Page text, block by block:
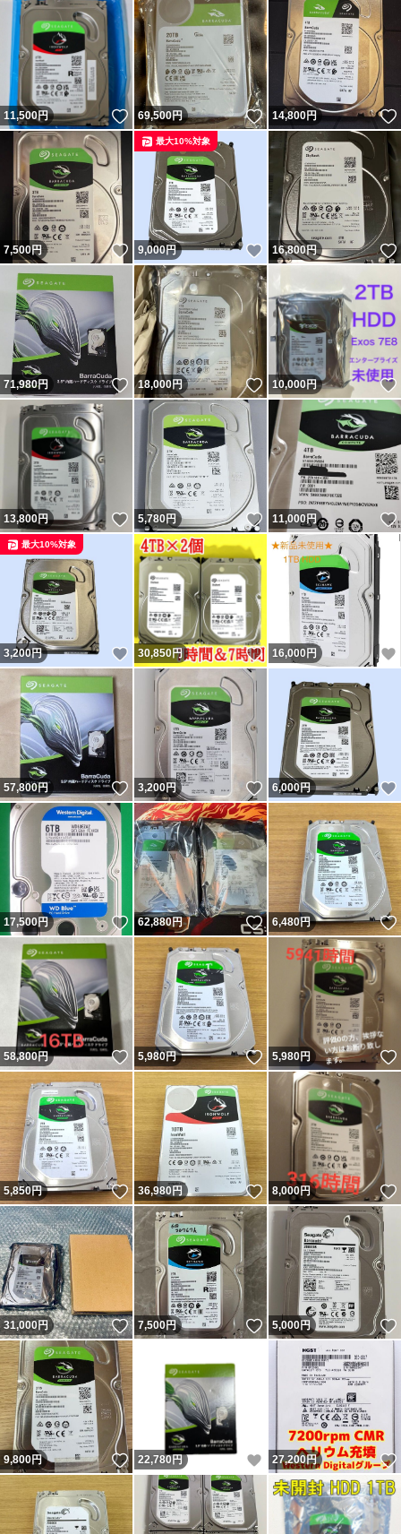
11,500円 いいね！
69,500円 いいね！
14,800円
7,500円 いいね！
9,000円 いいね！
最大10%対象
16,800円
71,980円 いいね！
18,000円 いいね！
10,000円
13,800円 いいね！
5,780円 いいね！
11,000円
3,200円 いいね！
最大10%対象
30,850円 いいね！
16,000円
57,800円 いいね！
3,200円 いいね！
6,000円
17,500円 いいね！
62,880円 いいね！
6,480円
58,800円 いいね！
5,980円 いいね！
5,980円
5,850円 いいね！
36,980円 いいね！
8,000円
31,000円 いいね！
7,500円 いいね！
5,000円
9,800円 いいね！
22,780 円 いいね！
27,200円